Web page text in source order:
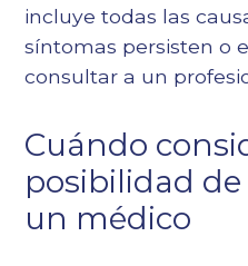
incluye todas las
síntomas persisten o
consultar a un
Cuándo
posibilidad
un médico